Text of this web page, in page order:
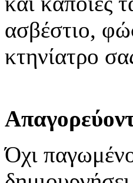
ασβέστιο,
κτηνίατρο
Όχι